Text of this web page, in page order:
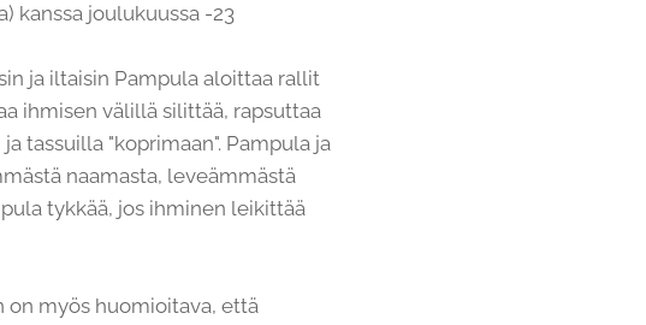
kanssa joulukuussa -23
ja iltaisin Pampula aloittaa rallit
ihmisen välillä silittää, rapsuttaa
tassuilla "koprimaan". Pampula ja
naamasta, leveämmästä
tykkää, jos ihminen leikittää
on myös huomioitava, että